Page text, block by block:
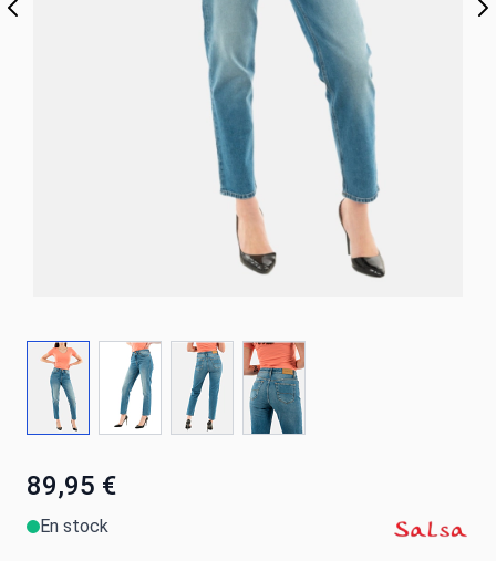
89,95 €
En stock